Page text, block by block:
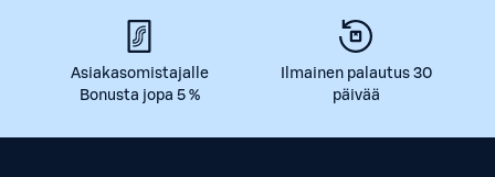
Asiakasomistajalle
Bonusta jopa 5 %
Ilmainen palautus 30
päivää